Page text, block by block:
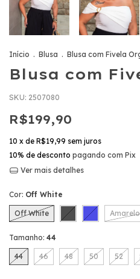
Início . Blusa . Blusa com Fivela
Blusa com
SKU: 2507080
R$199,90
10 x de R$19,99 sem juros
10% de desconto pagando com Pix
Ver mais detalhes
Cor: Off White
Off White
Tamanho: 44
44 46 48 50 52